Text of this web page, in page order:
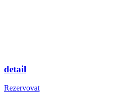
detail
Rezervovat